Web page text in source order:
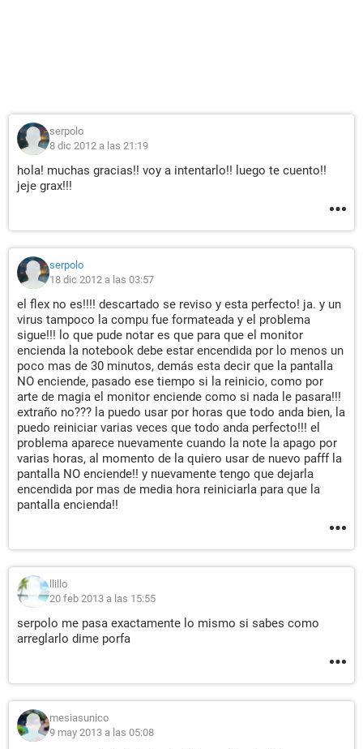
serpolo
8 dic 2012 a las 21:19
hola! muchas gracias!! voy a intentarlo!! luego te cuento!!
jeje grax!!!
serpolo
18 dic 2012 a las 03:57
el flex no es!!!! descartado se reviso y esta perfecto! ja. y un
virus tampoco la compu fue formateada y el problema
sigue!!! lo que pude notar es que para que el monitor
encienda la notebook debe estar encendida por lo menos un
poco mas de 30 minutos, demás esta decir que la pantalla
NO enciende, pasado ese tiempo si la reinicio, como por
arte de magia el monitor enciende como si nada le pasara!!!
extraño no??? la puedo usar por horas que todo anda bien, la
puedo reiniciar varias veces que todo anda perfecto!!! el
problema aparece nuevamente cuando la note la apago por
varias horas, al momento de la quiero usar de nuevo pafff la
pantalla NO enciende!! y nuevamente tengo que dejarla
encendida por mas de media hora reiniciarla para que la
pantalla encienda!!
llillo
20 feb 2013 a las 15:55
serpolo me pasa exactamente lo mismo si sabes como
arreglarlo dime porfa
mesiasunico
9 may 2013 a las 05:08